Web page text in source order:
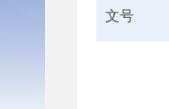
文号